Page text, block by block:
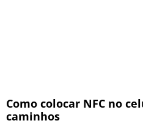
Como colocar NFC no
caminhos